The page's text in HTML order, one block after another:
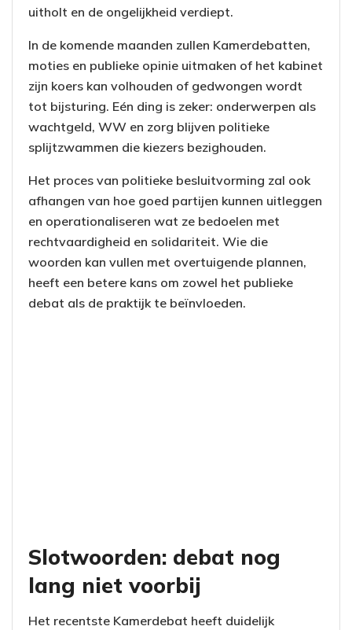
uitholt en de ongelijkheid verdiept.
In de komende maanden zullen Kamerdebatten,
moties en publieke opinie uitmaken of het kabinet
zijn koers kan volhouden of gedwongen wordt
tot bijsturing. Eén ding is zeker: onderwerpen als
wachtgeld, WW en zorg blijven politieke
splijtzwammen die kiezers bezighouden.
Het proces van politieke besluitvorming zal ook
afhangen van hoe goed partijen kunnen uitleggen
en operationaliseren wat ze bedoelen met
rechtvaardigheid en solidariteit. Wie die
woorden kan vullen met overtuigende plannen,
heeft een betere kans om zowel het publieke
debat als de praktijk te beïnvloeden.
Slotwoorden: debat nog
lang niet voorbij
Het recentste Kamerdebat heeft duidelijk